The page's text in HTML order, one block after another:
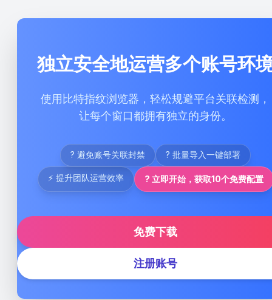
独立安全地运营多个账号环
使用比特指纹浏览器，轻松规避平台关联检测，
让每个窗口都拥有独立的身份。
? 避免账号关联封禁 ? 批量导入一键部署
⚡ 提升团队运营效率 ? 立即开始，获取10个免费配置
免费下载
注册账号